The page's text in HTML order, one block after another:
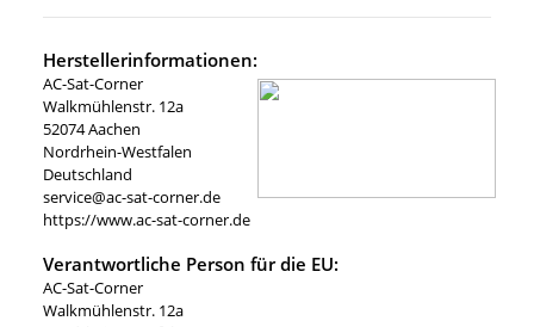
Herstellerinformationen:
AC-Sat-Corner
Walkmühlenstr. 12a
52074 Aachen
Nordrhein-Westfalen
Deutschland
service@ac-sat-corner.de
https://www.ac-sat-corner.de
Verantwortliche Person für die EU:
AC-Sat-Corner
Walkmühlenstr. 12a